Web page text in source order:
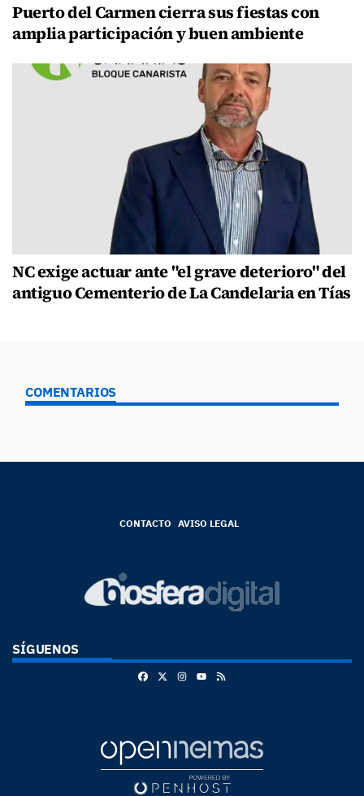
Puerto del Carmen cierra sus fiestas con
amplia participación y buen ambiente
NC exige actuar ante "el grave deterioro" del
antiguo Cementerio de La Candelaria en Tías
COMENTARIOS
CONTACTO AVISO LEGAL
SÍGUENOS
FacebookInstagram